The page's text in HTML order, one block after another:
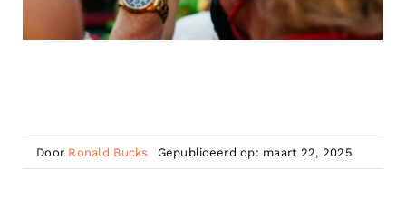
Door Ronald Bucks Gepubliceerd op: maart 22, 2025